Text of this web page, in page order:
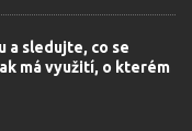
a sledujte, co se
má využití, o kterém